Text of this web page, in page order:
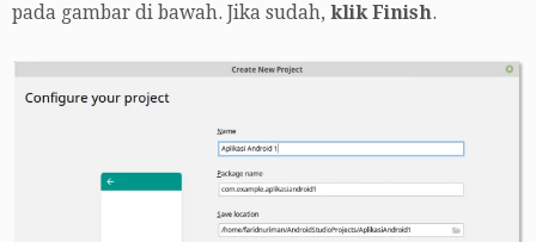
pada gambar di bawah. Jika sudah, klik Finish.